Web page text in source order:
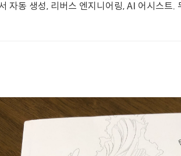
자동 생성, 리버스 엔지니어링, AI 어시스트.